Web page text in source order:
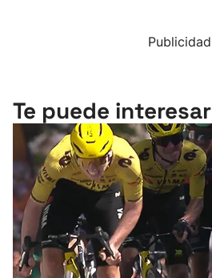
Publicidad
Te puede interesar